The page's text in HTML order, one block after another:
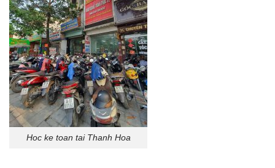
Hoc ke toan tai Thanh Hoa